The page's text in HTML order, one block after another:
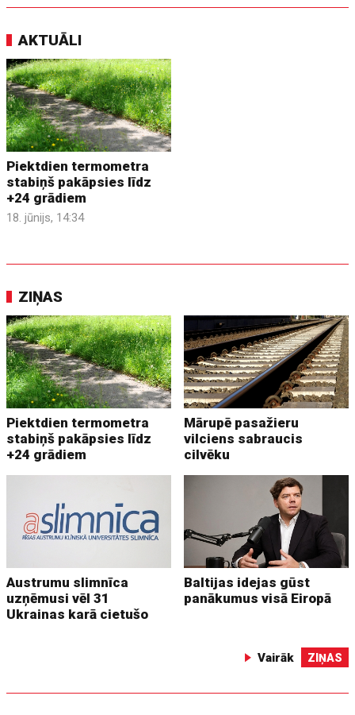
AKTUĀLI
Piektdien termometra
stabiņš pakāpsies līdz
+24 grādiem
18. jūnijs, 14:34
ZIŅAS
Piektdien termometra
stabiņš pakāpsies līdz
+24 grādiem
Mārupē pasažieru
vilciens sabraucis
cilvēku
Austrumu slimnīca
uzņēmusi vēl 31
Ukrainas karā cietušo
Baltijas idejas gūst
panākumus visā Eiropā
Vairāk ZIŅAS